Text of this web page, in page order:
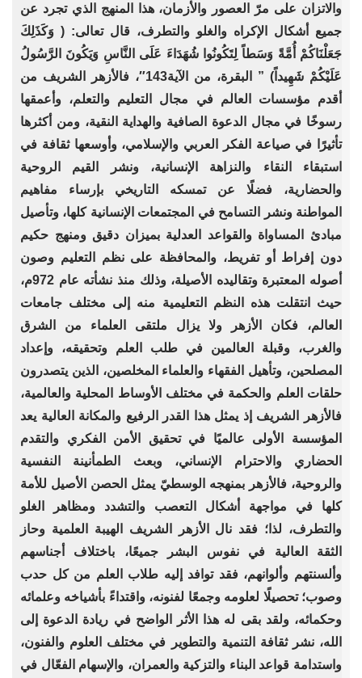
والاتزان على مرّ العصور والأزمان، هذا المنهج الذي تجرد عن
جميع أشكال الإكراه والغلو والتطرف، قال تعالى: ( وَكَذَلِكَ
جَعَلْنَاكُمْ أُمَّةً وَسَطاً لِتَكُونُوا شُهَدَاءَ عَلَى النَّاسِ وَيَكُونَ الرَّسُولُ
عَلَيْكُمْ شَهِيداً) ” البقرة، من الآية143″، فالأزهر الشريف من
أقدم مؤسسات العالم في مجال التعليم والتعلم، وأعمقها
رسوخًا في مجال الدعوة الصافية والهداية النقية، ومن أكثرها
تأثيرًا في صياعة الفكر العربي والإسلامي، وأوسعها ثقافة في
استبقاء النقاء والنزاهة الإنسانية، ونشر القيم الروحية
والحضارية، فضلًا عن تمسكه التاريخي بإرساء مفاهيم
المواطنة ونشر التسامح في المجتمعات الإنسانية كلها، وتأصيل
مبادئ المساواة والقواعد العدلية بميزان دقيق ومنهج حكيم
دون إفراط أو تفريط، والمحافظة على نظم التعليم وصون
أصوله المعتبرة وتقاليده الأصيلة، وذلك منذ نشأته عام 972م،
حيث انتقلت هذه النظم التعليمية منه إلى مختلف جامعات
العالم، فكان الأزهر ولا يزال ملتقى العلماء من الشرق
والغرب، وقبلة العالمين في طلب العلم وتحقيقه، وإعداد
المصلحين، وتأهيل الفقهاء والعلماء المخلصين، الذين يتصدرون
حلقات العلم والحكمة في مختلف الأوساط المحلية والعالمية،
فالأزهر الشريف إذ يمثل هذا القدر الرفيع والمكانة العالية يعد
المؤسسة الأولى عالميًا في تحقيق الأمن الفكري والتقدم
الحضاري والاحترام الإنساني، وبعث الطمأنينة النفسية
والروحية، فالأزهر بمنهجه الوسطيّ يمثل الحصن الأصيل للأمة
كلها في مواجهة أشكال التعصب والتشدد ومظاهر الغلو
والتطرف، لذا؛ فقد نال الأزهر الشريف الهيبة العلمية وحاز
الثقة العالية في نفوس البشر جميعًا، باختلاف أجناسهم
وألسنتهم وألوانهم، فقد توافد إليه طلاب العلم من كل حدب
وصوب؛ تحصيلًا لعلومه وجمعًا لفنونه، واقتداءً بأشياخه وعلمائه
وحكمائه، ولقد بقى له هذا الأثر الواضح في ريادة الدعوة إلى
الله، نشر ثقافة التنمية والتطوير في مختلف العلوم والفنون،
واستدامة قواعد البناء والتزكية والعمران، والإسهام الفعّال في